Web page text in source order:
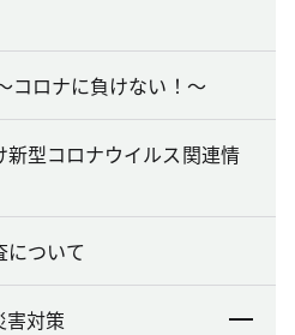
コロナに負けない！～
型コロナウイルス関連情
について
害対策